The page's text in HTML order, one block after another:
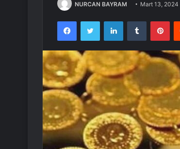
NURCAN BAYRAM Mart 13, 2024
FacebookTwitter LinkedInTumblr